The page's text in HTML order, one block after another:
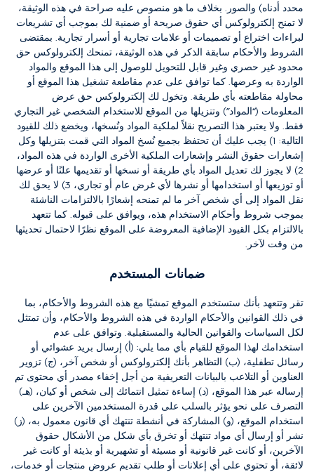
محدد أدناه) والصور. بخلاف ما هو منصوص عليه صراحة في هذه الوثيقة،
لا تمنح إلكترولوكس أي حقوق صريحة أو ضمنية لك بموجب أي تشريعات
لبراءات اختراع أو تصميمات أو علامات تجارية أو أسرار تجارية. بمقتضى
الشروط والأحكام سابقة الذكر في هذه الوثيقة، تمنحك إلكترولوكس حق
محدود غير حصري وغير قابل للتحويل للوصول إلى هذا الموقع والمواد
الواردة به وعرضها. كما توافق على عدم مقاطعة تشغيل هذا الموقع أو
محاولة مقاطعته بأي طريقة. وتخول لك إلكترولوكس حق عرض
المعلومات (“المواد”) وتنزيلها من الموقع للاستخدام الشخصي غير التجاري
فقط. ولا يعتبر هذا التصريح نقلاً لملكية المواد ونُسخها، ويخضع ذلك للقيود
التالية: 1) يجب عليك أن تحتفظ بجميع نُسخ المواد التي قمت بتنزيلها وكل
إشعارات حقوق النشر وإشعارات الملكية الأخرى الواردة في هذه المواد،
2) لا يجوز لك تعديل المواد بأي طريقة أو نسخها أو تقديمها علنًا أو عرضها
أو توزيعها أو استخدامها أو نشرها لأي غرض عام أو تجاري، 3) لا يحق لك
نقل المواد إلى أي شخص آخر ما لم تمنحه إشعارًا بالالتزامات الناشئة
بموجب شروط وأحكام الاستخدام هذه، ويوافق على قبوله. كما تتعهد
بالالتزام بكل القيود الإضافية المعروضة على الموقع نظرًا لاحتمال تحديثها
من وقت لآخر.
ضمانات المستخدم
تقر وتتعهد بأنك ستستخدم الموقع تمشيًا مع هذه الشروط والأحكام، بما
في ذلك القوانين والأحكام الواردة في هذه الشروط والأحكام، وأن تمتثل
لكل السياسات والقوانين الحالية والمستقبلية. وتوافق على عدم
استخدامك لهذا الموقع للقيام بأي مما يلي: (أ) إرسال بريد عشوائي أو
رسائل تطفلية، (ب) التظاهر بأنك إلكترولوكس أو شخص آخر، (ج) تزوير
العناوين أو التلاعب بالبيانات التعريفية من أجل إخفاء مصدر أي محتوى تم
إرساله عبر هذا الموقع، (د) إساءة تمثيل انتمائك إلى شخص أو كيان، (هـ)
التصرف على نحو يؤثر بالسلب على قدرة المستخدمين الآخرين على
استخدام الموقع، (و) المشاركة في أنشطة تنتهك أي قانون معمول به، (ز)
نشر أو إرسال أي مواد تنتهك أو تخرق بأي شكل من الأشكال حقوق
الآخرين، أو كانت غير قانونية أو مسيئة أو تشهيرية أو بذيئة أو كانت غير
لائقة، أو تحتوي على أي إعلانات أو طلب تقديم عروض منتجات أو خدمات،